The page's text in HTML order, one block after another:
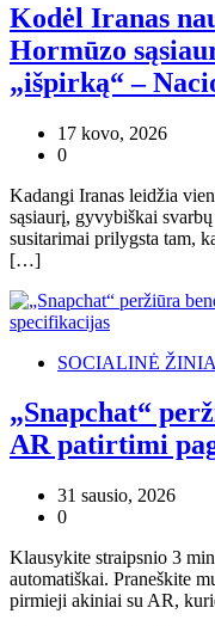
Kodėl Iranas
Hormūzo
„išpirką“ –
17 kovo, 2026
0
Kadangi Iranas leidžia
sąsiaurį, gyvybiškai
susitarimai prilygsta tam,
[…]
SOCIALINĖ
„Snapchat“
AR patirtimi
31 sausio, 2026
0
Klausykite straipsnio 3
automatiškai. Praneškite
pirmieji akiniai su AR,